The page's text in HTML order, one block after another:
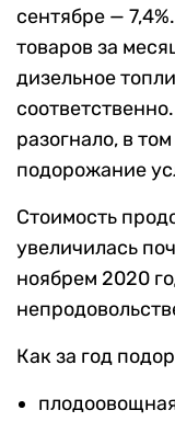
сентябре —
товаров за
дизельное
разогнало, в
подорожание
Стоимость
увеличилась
ноябрем 2020
Как за год